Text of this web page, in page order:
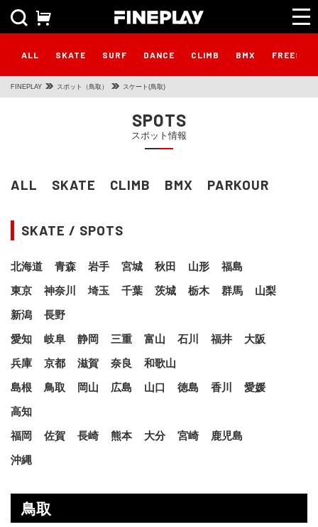
ALL SKATE SURF DANCE CLIMB BMX
FINEPLAY スポット（鳥取） スケート(鳥取)
SPOTS
スポット情報
ALL SKATE CLIMB BMX PARKOUR
SKATE / SPOTS
北海道 青森 岩手 宮城 秋田 山形
福島
東京
神奈川 埼玉 千葉 茨城 栃木 群馬
山梨
新潟
長野
愛知
岐阜 静岡 三重 富山 石川 福井
大阪
兵庫
京都 滋賀 奈良
和歌山
島根
鳥取 岡山 広島 山口 徳島 香川
愛媛
高知
福岡
佐賀 長崎 熊本 大分 宮崎
鹿児島
沖縄
鳥取